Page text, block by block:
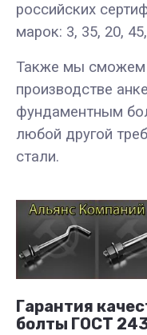
российских
марок: 3, 35, 20,
Также мы сможем
производстве
фундаментным
любой другой
стали.
Гарантия
болты ГОСТ